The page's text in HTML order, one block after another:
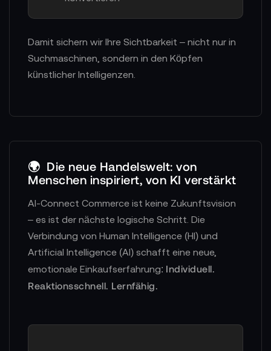
Damit sichern wir Ihre Sichtbarkeit – nicht nur in
Suchmaschinen, sondern in den Köpfen
künstlicher Intelligenzen.
🌍 Die neue Handelswelt: von
Menschen inspiriert, von KI verstärkt
AI-Connect Commerce ist keine Zukunftsvision
– es ist der nächste logische Schritt. Die
Verbindung von Human Intelligence (HI) und
Artificial Intelligence (AI) schafft eine neue,
emotionale Einkaufserfahrung: Individuell.
Reaktionsschnell. Lernfähig.